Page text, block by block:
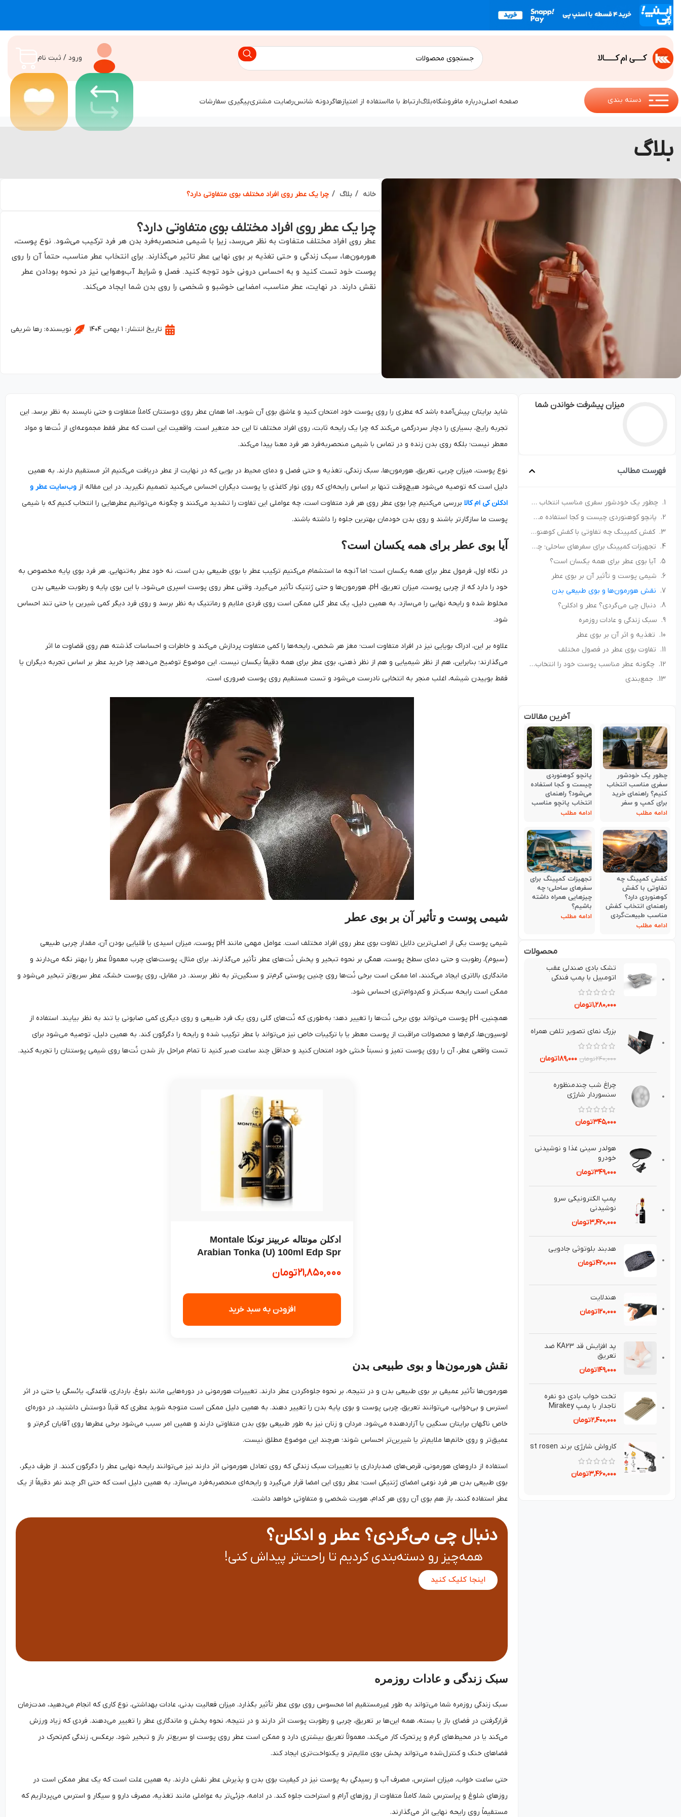
ورود / ثبت نام
دسته بندی صفحه اصلیدرباره مافروشگاهبلاگارتباط با مااستفاده از امتیازهاگردونه شانسرضایت مشتریپیگیری سفارشات
بلاگ
خانه بلاگ چرا یک عطر روی افراد مختلف بوی متفاوتی دارد؟
چرا یک عطر روی افراد مختلف بوی متفاوتی دارد؟
عطر روی افراد مختلف متفاوت به نظر می‌رسد، زیرا با شیمی منحصربه‌فرد بدن هر فرد ترکیب می‌شود. نوع پوست،
هورمون‌ها، سبک زندگی و حتی تغذیه بر بوی نهایی عطر تاثیر می‌گذارند. برای انتخاب عطر مناسب، حتماً آن را روی
پوست خود تست کنید و به احساس درونی خود توجه کنید. فصل و شرایط آب‌وهوایی نیز در نحوه بودادن عطر
نقش دارند. در نهایت، عطر مناسب، امضایی خوشبو و شخصی را روی بدن شما ایجاد می‌کند.
تاریخ انتشار: ۱ بهمن ۱۴۰۴ نویسنده: رها شریفی
میزان پیشرفت خواندن شما
فهرست مطالب
چطور یک خودشور سفری مناسب انتخاب کنیم؟ راهنمای خرید برای کمپ و سفر
پانچو کوهنوردی چیست و کجا استفاده می‌شود؟ راهنمای انتخاب پانچو مناسب
کفش کمپینگ چه تفاوتی با کفش کوهنوردی دارد؟ راهنمای انتخاب کفش مناسب طبیعت‌گردی
تجهیزات کمپینگ برای سفرهای ساحلی؛ چه چیزهایی همراه داشته باشیم؟
آیا بوی عطر برای همه یکسان است؟
شیمی پوست و تأثیر آن بر بوی عطر
نقش هورمون‌ها و بوی طبیعی بدن
دنبال چی می‌گردی؟ عطر و ادکلن؟
سبک زندگی و عادات روزمره
تغذیه و اثر آن بر بوی عطر
تفاوت بوی عطر در فصول مختلف
چگونه عطر مناسب پوست خود را انتخاب کنیم؟ (تست عطر روی پوست، نه روی کاغذ)
جمع‌بندی
چطور یک خودشور
سفری مناسب انتخاب
کنیم؟ راهنمای خرید
برای کمپ و سفر
ادامه مطلب
پانچو کوهنوردی
چیست و کجا استفاده
می‌شود؟ راهنمای
انتخاب پانچو مناسب
ادامه مطلب
کفش کمپینگ چه
تفاوتی با کفش
کوهنوردی دارد؟
راهنمای انتخاب کفش
مناسب طبیعت‌گردی
ادامه مطلب
تجهیزات کمپینگ برای
سفرهای ساحلی؛ چه
چیزهایی همراه داشته
باشیم؟
ادامه مطلب
آخرین مقالات
محصولات
تشك بادي صندلي عقب
اتومبيل با پمپ فندکی
۱,۲۸۰,۰۰۰تومان
بزرگ نماي تصوير تلفن همراه
۲۴۰,۰۰۰تومان ۱۸۹,۰۰۰تومان
چراغ شب چندمنظوره
سنسوردار شارژي
۳۴۵,۰۰۰تومان
هولدر سيني غذا و نوشيدني
خودرو
۳۴۹,۰۰۰تومان
پمپ الكترونيكی سرو
نوشيدنی
۳,۴۲۰,۰۰۰تومان
هدبند بلوتوثی جادويی
۴۲۰,۰۰۰تومان
هندلايت
۱۲۰,۰۰۰تومان
پد افزايش قد KA23 ضد
تعريق⁣
۱۴۹,۰۰۰تومان
تخت خواب بادی دو نفره
تاجدار با پمپ Mirakey
۲,۴۰۰,۰۰۰تومان
کارواش شارژی برند st rosen
۳,۴۶۰,۰۰۰تومان
شاید برایتان پیش‌آمده باشد که عطری را روی پوست خود امتحان کنید و عاشق بوی آن شوید، اما همان عطر روی دوستتان کاملاً متفاوت و حتی ناپسند به نظر برسد. این
تجربه رایج، بسیاری را دچار سردرگمی می‌کند که چرا یک رایحه ثابت، روی افراد مختلف تا این حد متغیر است. واقعیت این است که عطر فقط مجموعه‌ای از نُت‌ها و مواد
معطر نیست؛ بلکه روی بدن زنده و در تماس با شیمی منحصربه‌فرد هر فرد معنا پیدا می‌کند.
نوع پوست، میزان چربی، تعریق، هورمون‌ها، سبک زندگی، تغذیه و حتی فصل و دمای محیط در بویی که در نهایت از عطر دریافت می‌کنیم اثر مستقیم دارند. به همین
دلیل است که توصیه می‌شود هیچ‌وقت تنها بر اساس رایحه‌ای که روی نوار کاغذی یا پوست دیگران احساس می‌کنید تصمیم نگیرید. در این مقاله از وب‌سایت عطر و
ادکلن کی ام کالابررسی می‌کنیم چرا بوی عطر روی هر فرد متفاوت است، چه عواملی این تفاوت را تشدید می‌کنند و چگونه می‌توانیم عطرهایی را انتخاب کنیم که با شیمی
پوست ما سازگارتر باشند و روی بدن خودمان بهترین جلوه را داشته باشند.
آیا بوی عطر برای همه یکسان است؟
در نگاه اول، فرمول عطر برای همه یکسان است؛ اما آنچه ما استشمام می‌کنیم ترکیب عطر با بوی طبیعی بدن است، نه خود عطر به‌تنهایی. هر فرد بوی پایه مخصوص به
خود را دارد که از چربی پوست، میزان تعریق، pH، هورمون‌ها و حتی ژنتیک تأثیر می‌گیرد. وقتی عطر روی پوست اسپری می‌شود، با این بوی پایه و رطوبت طبیعی بدن
مخلوط شده و رایحه نهایی را می‌سازد. به همین دلیل، یک عطر گلی ممکن است روی فردی ملایم و رمانتیک به نظر برسد و روی فرد دیگر کمی شیرین یا حتی تند احساس
شود.
علاوه بر این، ادراک بویایی نیز در افراد متفاوت است؛ مغز هر شخص، رایحه‌ها را کمی متفاوت پردازش می‌کند و خاطرات و احساسات گذشته هم روی قضاوت ما اثر
می‌گذارند؛ بنابراین، هم از نظر شیمیایی و هم از نظر ذهنی، بوی عطر برای همه دقیقاً یکسان نیست. این موضوع توضیح می‌دهد چرا خرید عطر بر اساس تجربه دیگران یا
فقط بوییدن شیشه، اغلب منجر به انتخابی نادرست می‌شود و تست مستقیم روی پوست ضروری است.
شیمی پوست و تأثیر آن بر بوی عطر
شیمی پوست یکی از اصلی‌ترین دلایل تفاوت بوی عطر روی افراد مختلف است. عوامل مهمی مانند pH پوست، میزان اسیدی یا قلیایی بودن آن، مقدار چربی طبیعی
(سبوم)، رطوبت و حتی دمای سطح پوست، همگی بر نحوه تبخیر و پخش نُت‌های عطر تأثیر می‌گذارند. برای مثال، پوست‌های چرب معمولاً عطر را بهتر نگه می‌دارند و
ماندگاری بالاتری ایجاد می‌کنند، اما ممکن است برخی نُت‌ها روی چنین پوستی گرم‌تر و سنگین‌تر به نظر برسند. در مقابل، روی پوست خشک، عطر سریع‌تر تبخیر می‌شود و
ممکن است رایحه سبک‌تر و کم‌دوام‌تری احساس شود.
همچنین، pH پوست می‌تواند بوی برخی نُت‌ها را تغییر دهد؛ به‌طوری که نُت‌های گلی روی یک فرد طبیعی و روی دیگری کمی صابونی یا تند به نظر بیایند. استفاده از
لوسیون‌ها، کرم‌ها و محصولات مراقبت از پوست معطر یا با ترکیبات خاص نیز می‌تواند با عطر ترکیب شده و رایحه را دگرگون کند. به همین دلیل، توصیه می‌شود برای
تست واقعی عطر، آن را روی پوست تمیز و نسبتاً خنثی خود امتحان کنید و حداقل چند ساعت صبر کنید تا تمام مراحل باز شدن نُت‌ها روی شیمی پوستتان را تجربه کنید.
ادکلن مونتاله عربینز تونکا Montale
Arabian Tonka (U) 100ml Edp Spr
۲۱,۸۵۰,۰۰۰تومان
افزودن به سبد خرید
نقش هورمون‌ها و بوی طبیعی بدن
هورمون‌ها تأثیر عمیقی بر بوی طبیعی بدن و در نتیجه، بر نحوه جلوه‌کردن عطر دارند. تغییرات هورمونی در دوره‌هایی مانند بلوغ، بارداری، قاعدگی، یائسگی یا حتی در اثر
استرس و بی‌خوابی، می‌توانند تعریق، چربی پوست و بوی پایه بدن را تغییر دهند. به همین دلیل ممکن است متوجه شوید عطری که قبلاً دوستش داشتید، در دوره‌ای
خاص ناگهان برایتان سنگین یا آزاردهنده می‌شود. مردان و زنان نیز به طور طبیعی بوی بدن متفاوتی دارند و همین امر سبب می‌شود برخی عطرها روی آقایان گرم‌تر و
عمیق‌تر و روی خانم‌ها ملایم‌تر یا شیرین‌تر احساس شوند؛ هرچند این موضوع مطلق نیست.
استفاده از داروهای هورمونی، قرص‌های ضدبارداری یا تغییرات سبک زندگی که روی تعادل هورمونی اثر دارند نیز می‌توانند رایحه نهایی عطر را دگرگون کنند. از طرف دیگر،
بوی طبیعی بدن هر فرد نوعی امضای ژنتیکی است؛ عطر روی این امضا قرار می‌گیرد و رایحه‌ای منحصربه‌فرد می‌سازد. به همین دلیل است که حتی اگر چند نفر دقیقاً از یک
عطر استفاده کنند، باز هم بوی آن روی هر کدام، هویت شخصی و متفاوتی خواهد داشت.
دنبال چی می‌گردی؟ عطر و ادکلن؟
همه‌چیز رو دسته‌بندی کردیم تا راحت‌تر پیداش کنی!
اینجا کلیک کنید
سبک زندگی و عادات روزمره
سبک زندگی روزمره شما می‌تواند به طور غیرمستقیم اما محسوس روی بوی عطر تأثیر بگذارد. میزان فعالیت بدنی، عادات بهداشتی، نوع کاری که انجام می‌دهید، مدت‌زمان
قرارگرفتن در فضای باز یا بسته، همه این‌ها بر تعریق، چربی و رطوبت پوست اثر دارند و در نتیجه، نحوه پخش و ماندگاری عطر را تغییر می‌دهند. فردی که زیاد ورزش
می‌کند یا در محیط‌های گرم و پرتحرک کار می‌کند، معمولاً تعریق بیشتری دارد و ممکن است عطر روی پوست او سریع‌تر باز و تبخیر شود. برعکس، زندگی کم‌تحرک در
فضاهای خنک و کنترل‌شده می‌تواند پخش بوی ملایم‌تر و یکنواخت‌تری ایجاد کند.
حتی ساعت خواب، میزان استرس، مصرف آب و رسیدگی به پوست نیز در کیفیت بوی بدن و پذیرش عطر نقش دارند. به همین علت است که یک عطر ممکن است در
روزهای شلوغ و پر‌استرس شما، کاملاً متفاوت از روزهای آرام و استراحت جلوه کند. در ادامه، جزئی‌تر به عواملی مانند تغذیه، مصرف دارو و سیگار و استرس می‌پردازیم که
مستقیماً روی رایحه نهایی اثر می‌گذارند.